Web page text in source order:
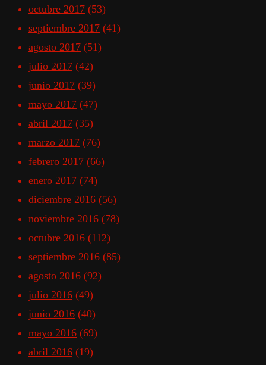
octubre 2017 (53)
septiembre 2017 (41)
agosto 2017 (51)
julio 2017 (42)
junio 2017 (39)
mayo 2017 (47)
abril 2017 (35)
marzo 2017 (76)
febrero 2017 (66)
enero 2017 (74)
diciembre 2016 (56)
noviembre 2016 (78)
octubre 2016 (112)
septiembre 2016 (85)
agosto 2016 (92)
julio 2016 (49)
junio 2016 (40)
mayo 2016 (69)
abril 2016 (19)